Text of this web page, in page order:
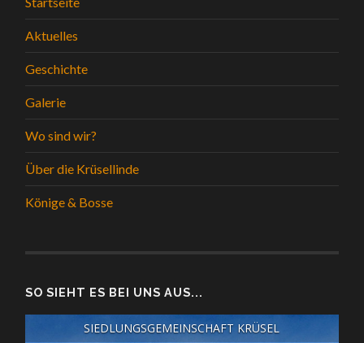
Aktuelles
Geschichte
Galerie
Wo sind wir?
Über die Krüsellinde
Könige & Bosse
SO SIEHT ES BEI UNS AUS...
SIEDLUNGSGEMEINSCHAFT KRÜSEL